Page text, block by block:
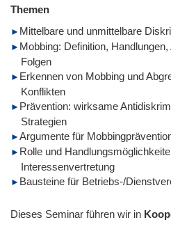
Themen
Mittelbare und unmittelbare
Mobbing: Definition,
Folgen
Erkennen von Mobbing und
Konflikten
Prävention: wirksame
Strategien
Argumente für
Rolle und
Interessenvertretung
Bausteine für Betriebs-/
Dieses Seminar führen wir in